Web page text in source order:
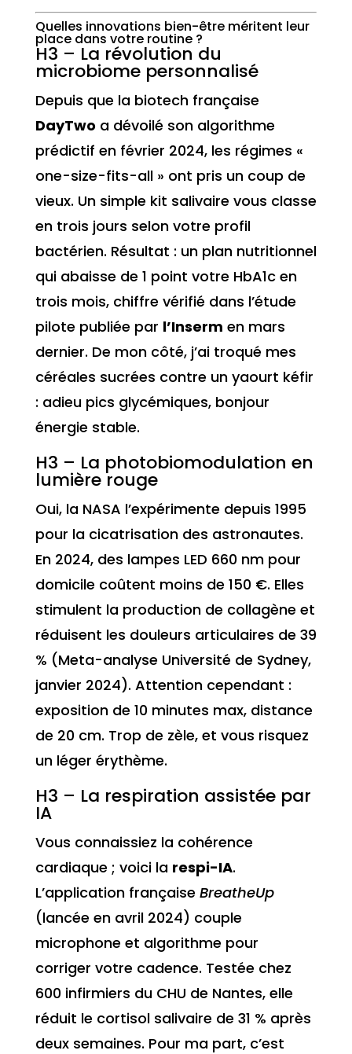
Quelles innovations bien-être méritent leur
place dans votre routine ?
H3 – La révolution du
microbiome personnalisé
Depuis que la biotech française
DayTwo a dévoilé son algorithme
prédictif en février 2024, les régimes «
one-size-fits-all » ont pris un coup de
vieux. Un simple kit salivaire vous classe
en trois jours selon votre profil
bactérien. Résultat : un plan nutritionnel
qui abaisse de 1 point votre HbA1c en
trois mois, chiffre vérifié dans l’étude
pilote publiée par l’Inserm en mars
dernier. De mon côté, j’ai troqué mes
céréales sucrées contre un yaourt kéfir
: adieu pics glycémiques, bonjour
énergie stable.
H3 – La photobiomodulation en
lumière rouge
Oui, la NASA l’expérimente depuis 1995
pour la cicatrisation des astronautes.
En 2024, des lampes LED 660 nm pour
domicile coûtent moins de 150 €. Elles
stimulent la production de collagène et
réduisent les douleurs articulaires de 39
% (Meta-analyse Université de Sydney,
janvier 2024). Attention cependant :
exposition de 10 minutes max, distance
de 20 cm. Trop de zèle, et vous risquez
un léger érythème.
H3 – La respiration assistée par
IA
Vous connaissiez la cohérence
cardiaque ; voici la respi-IA.
L’application française BreatheUp
(lancée en avril 2024) couple
microphone et algorithme pour
corriger votre cadence. Testée chez
600 infirmiers du CHU de Nantes, elle
réduit le cortisol salivaire de 31 % après
deux semaines. Pour ma part, c’est